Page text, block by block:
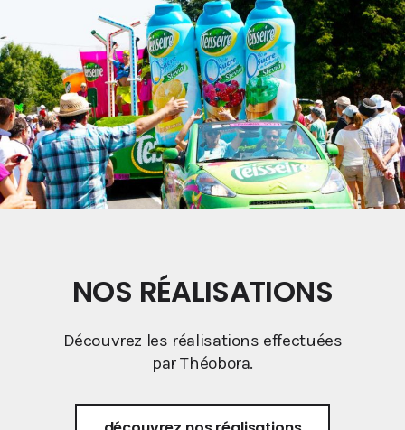
NOS RÉALISATIONS
Découvrez les réalisations effectuées
par Théobora.